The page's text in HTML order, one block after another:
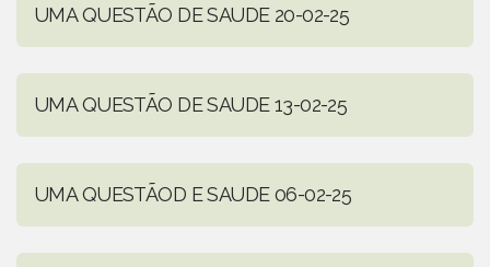
UMA QUESTÃO DE SAUDE 20-02-25
UMA QUESTÃO DE SAUDE 13-02-25
UMA QUESTÃOD E SAUDE 06-02-25